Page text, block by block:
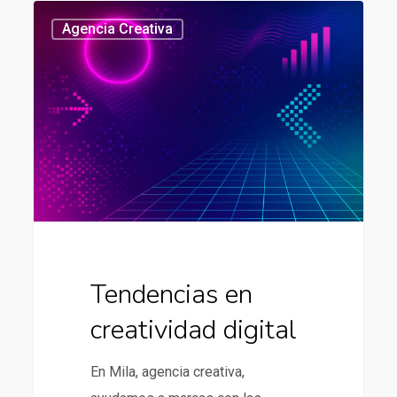
Tendencias
creatividad
digital
Agencia Creativa
Tendencias en
creatividad digital
En Mila, agencia creativa,
437